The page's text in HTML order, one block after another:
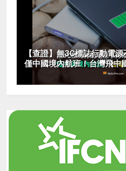
【查證】無3C標誌行動電
僅中國境內航班！台灣飛中